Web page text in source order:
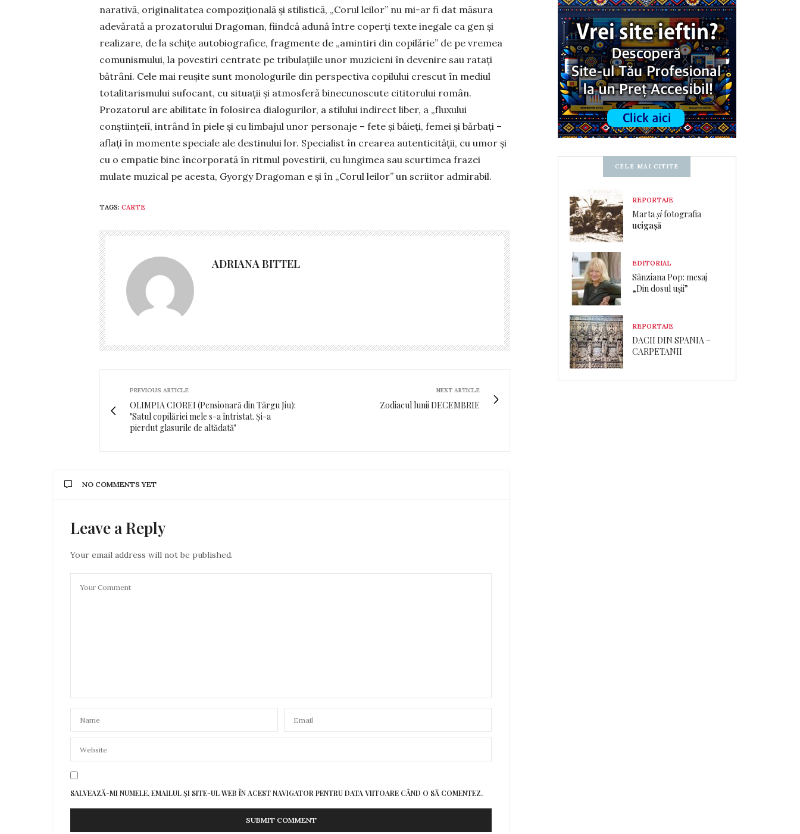
narativă, originalitatea compozițională și stilistică, „Corul leilor” nu mi-ar fi dat măsura
adevărată a pro­zatorului Dragoman, fi­ind­că adună între coperți texte inegale ca gen și
rea­lizare, de la schițe autobiografice, fragmente de „amintiri din copilărie” de pe vremea
comunismului, la povestiri centrate pe tribulațiile unor muzicieni în devenire sau ratați
bătrâni. Cele mai reușite sunt monologurile din perspec­tiva copilului crescut în mediul
totalitarismului sufocant, cu situații și atmosferă binecunos­cute cititorului român.
Prozatorul are abilitate în folosirea dialo­gurilor, a stilului indirect liber, a „fluxului
conștiințeiî, intrând în piele și cu limbajul unor perso­naje – fete și băieţi, femei şi băr­bați –
aflați în momente speciale ale destinului lor. Specialist în crearea autenticității, cu umor și
cu o empatie bine încorporată în ritmul povestirii, cu lungimea sau scurtimea frazei
mulate mu­zical pe acesta, Gyorgy Drago­man e și în „Corul leilor” un scriitor admirabil.
TAGS: CARTE
ADRIANA BITTEL
PREVIOUS ARTICLE
OLIMPIA CIOREI (Pensionară din Târgu Jiu):
"Satul copilăriei mele s-a întristat. Și-a
pierdut glasurile de altădată"
NEXT ARTICLE
Zodiacul lunii DECEMBRIE
NO COMMENTS YET
Leave a Reply
Your email address will not be published.
SALVEAZĂ-MI NUMELE, EMAILUL ȘI SITE-UL WEB ÎN ACEST NAVIGATOR PENTRU DATA VIITOARE CÂND O SĂ COMENTEZ.
CELE MAI CITITE
REPORTAJE
Martașifotografia
ucigașă
EDITORIAL
Sânziana Pop: mesaj
„Din dosul ușii”
REPORTAJE
DACII DIN SPANIA –
CARPETANII